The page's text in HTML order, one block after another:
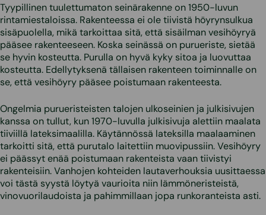
Tyypillinen tuulettumaton seinärakenne on 1950-luvun
rintamiestaloissa. Rakenteessa ei ole tiivistä höyrynsulkua
sisäpuolella, mikä tarkoittaa sitä, että sisäilman vesihöyryä
pääsee rakenteeseen. Koska seinässä on purueriste, sietää
se hyvin kosteutta. Purulla on hyvä kyky sitoa ja luovuttaa
kosteutta. Edellytyksenä tällaisen rakenteen toiminnalle on
se, että vesihöyry pääsee poistumaan rakenteesta.
Ongelmia purueristeisten talojen ulkoseinien ja julkisivujen
kanssa on tullut, kun 1970-luvulla julkisivuja alettiin maalata
tiiviillä lateksimaalilla. Käytännössä lateksilla maalaaminen
tarkoitti sitä, että purutalo laitettiin muovipussiin. Vesihöyry
ei päässyt enää poistumaan rakenteista vaan tiivistyi
rakenteisiin. Vanhojen kohteiden lautaverhouksia uusittaessa
voi tästä syystä löytyä vaurioita niin lämmöneristeistä,
vinovuorilaudoista ja pahimmillaan jopa runkoranteista asti.